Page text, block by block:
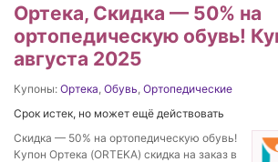
Ортека, Скидка — 50% на
ортопедическую обувь!
августа 2025
Купоны: Ортека Обувь Ортопедические
Срок истек, но может ещё действовать
Скидка — 50% на ортопедическую обувь!
Купон Ортека (ORTEKA) скидка на заказ в